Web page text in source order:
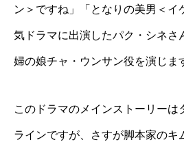
ン＞ですね」「となりの美男＜イ
気ドラマに出演したパク・シネさ
婦の娘チャ・ウンサン役を演じま
このドラマのメインストーリーは
ラインですが、さすが脚本家のキ